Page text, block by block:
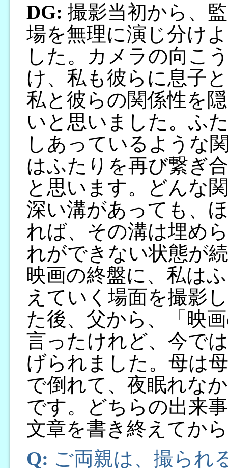
DG: 撮影当初から、
場を無理に演じ分け
した。カメラの向こ
け、私も彼らに息子
私と彼らの関係性を
いと思いました。ふ
しあっているような
はふたりを再び繋ぎ
と思います。どんな
深い溝があっても、
れば、その溝は埋め
れができない状態が
映画の終盤に、私は
えていく場面を撮影
た後、父から、「映
言ったけれど、今で
げられました。母は
で倒れて、夜眠れな
です。どちらの出来
文章を書き終えてか
Q: ご両親は、撮られ